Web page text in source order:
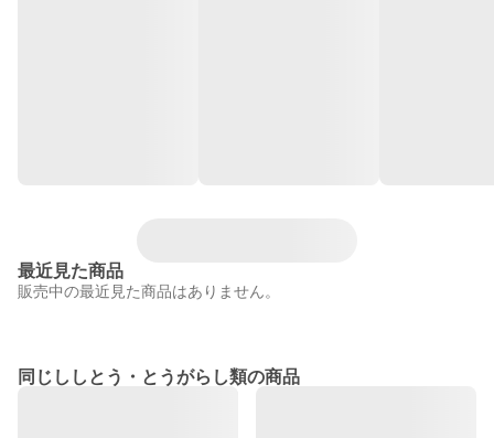
最近見た商品
販売中の最近見た商品はありません。
同じししとう・とうがらし類の商品